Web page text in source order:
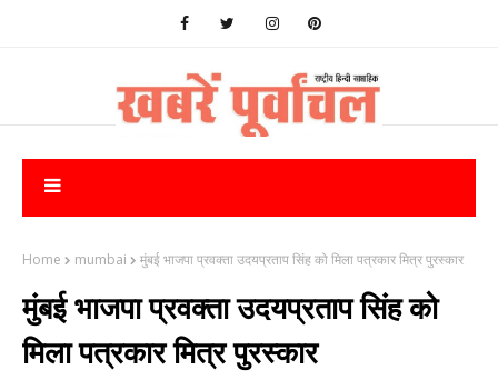
Home mumbai मुंबई भाजपा प्रवक्ता उदयप्रताप सिंह को मिला पत्रकार मित्र पुरस्कार
मुंबई भाजपा प्रवक्ता उदयप्रताप सिंह को
मिला पत्रकार मित्र पुरस्कार